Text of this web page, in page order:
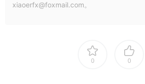
xiaoerfx@foxmail.com。
0 0